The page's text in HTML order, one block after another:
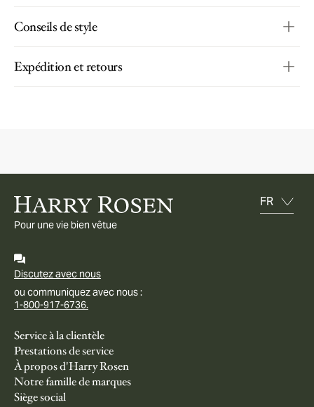
Conseils de style
Expédition et retours
Pour une vie bien vêtue
Discutez avec nous
ou communiquez avec nous :
1-800-917-6736.
Service à la clientèle
Prestations de service
À propos d'Harry Rosen
Notre famille de marques
Siège social